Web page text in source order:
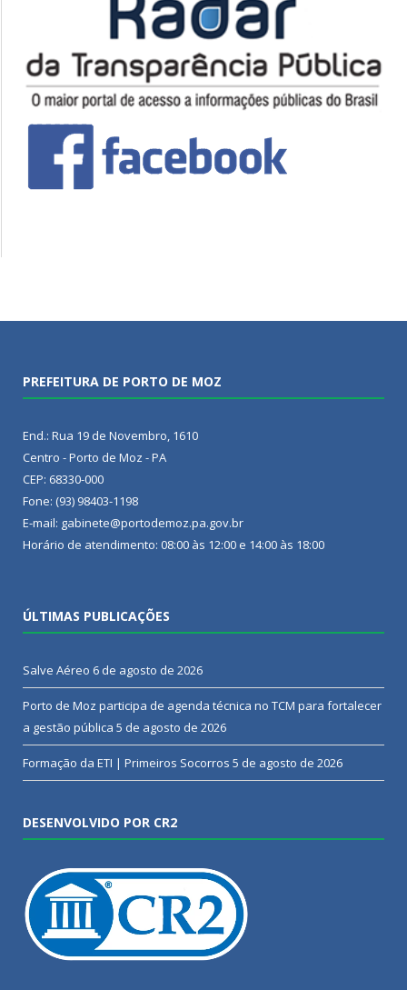
PREFEITURA DE PORTO DE MOZ
End.: Rua 19 de Novembro, 1610
Centro - Porto de Moz - PA
CEP: 68330-000
Fone: (93) 98403-1198
E-mail: gabinete@portodemoz.pa.gov.br
Horário de atendimento: 08:00 às 12:00 e 14:00 às 18:00
ÚLTIMAS PUBLICAÇÕES
Salve Aéreo 6 de agosto de 2026
Porto de Moz participa de agenda técnica no TCM para fortalecer
a gestão pública 5 de agosto de 2026
Formação da ETI | Primeiros Socorros 5 de agosto de 2026
DESENVOLVIDO POR CR2